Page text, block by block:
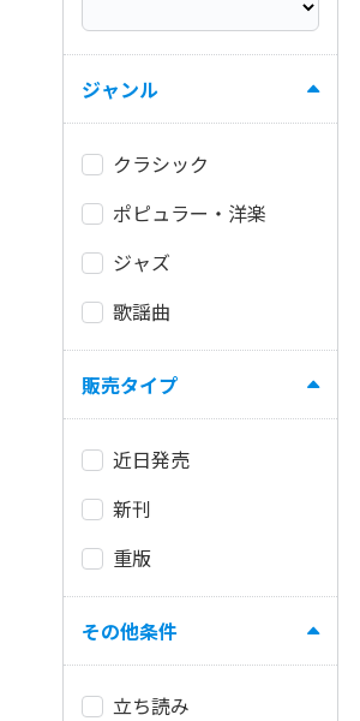
ジャンル
クラシック
ポピュラー・洋楽
ジャズ
歌謡曲
販売タイプ
近日発売
新刊
重版
その他条件
立ち読み